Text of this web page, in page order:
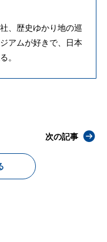
、歴史ゆかり地の巡
アムが好きで、日本
。
次の記事